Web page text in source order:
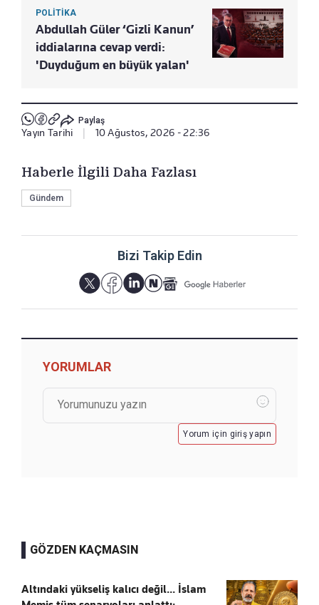
POLİTİKA
Abdullah Güler ‘Gizli Kanun’
iddialarına cevap verdi:
'Duyduğum en büyük yalan'
Paylaş
Yayın Tarihi 10 Ağustos, 2026 - 22:36
Haberle İlgili Daha Fazlası
Gündem
Bizi Takip Edin
YORUMLAR
Yorum için giriş yapın
GÖZDEN KAÇMASIN
Altındaki yükseliş kalıcı değil... İslam